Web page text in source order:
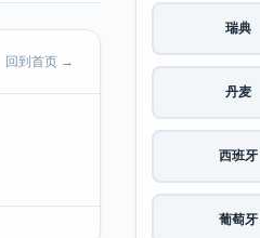
回到首页 →
瑞典
丹麦
西班牙
葡萄牙